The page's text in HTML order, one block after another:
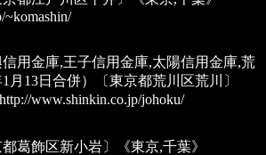
~komashin/
信用金庫,王子信用金庫,太陽信用金庫,荒
月13日合併）〔東京都荒川区荒川〕
http://www.shinkin.co.jp/johoku/
都葛飾区新小岩〕《東京,千葉》